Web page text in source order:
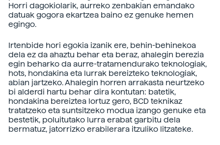
Horri dagokiolarik, aurreko zenbakian emandako
datuak gogora ekartzea baino ez genuke hemen
egingo.
Irtenbide hori egokia izanik ere, behin-behinekoa
dela ez da ahaztu behar eta beraz, ahalegin berezia
egin beharko da aurre-tratamendurako teknologiak,
hots, hondakina eta lurrak bereizteko teknologiak,
abian jartzeko. Ahalegin horren arrakasta neurtzeko
bi alderdi hartu behar dira kontutan: batetik,
hondakina bereiztea lortuz gero, BCD teknikaz
tratatzeko eta suntsitzeko modua izango genuke eta
bestetik, poluitutako lurra erabat garbitu dela
bermatuz, jatorrizko erabilerara itzuliko litzateke.